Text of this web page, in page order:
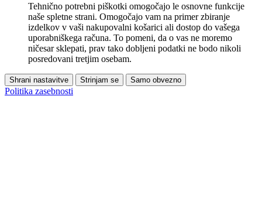
Tehnično potrebni piškotki omogočajo le osnovne funkcije
naše spletne strani. Omogočajo vam na primer zbiranje
izdelkov v vaši nakupovalni košarici ali dostop do vašega
uporabniškega računa. To pomeni, da o vas ne moremo
ničesar sklepati, prav tako dobljeni podatki ne bodo nikoli
posredovani tretjim osebam.
Shrani nastavitve Strinjam se Samo obvezno
Politika zasebnosti